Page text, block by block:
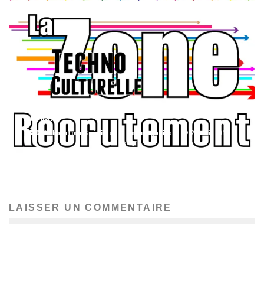
DE VOUS!
Collaboration Spéciale Uncategorized
22 avril 2013
191
LAISSER UN COMMENTAIRE